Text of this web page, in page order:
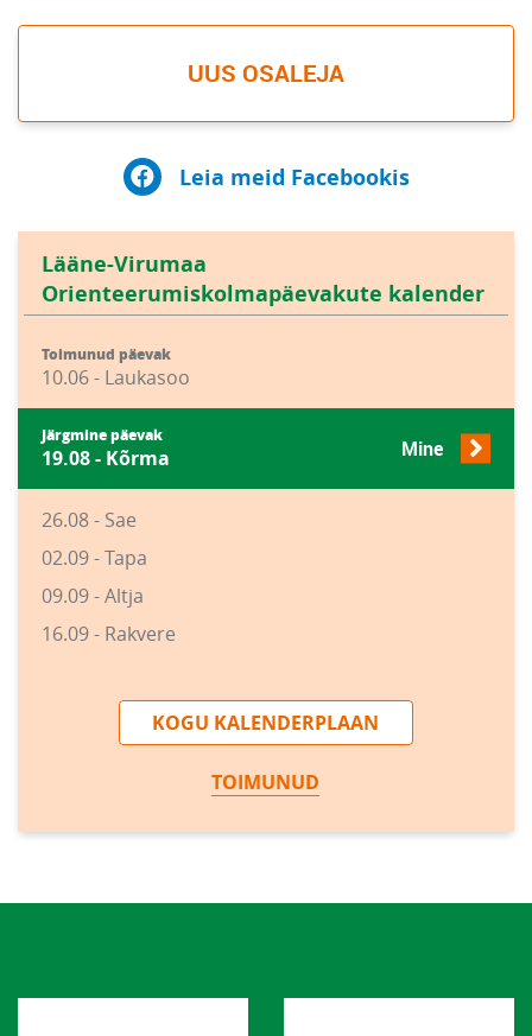
UUS OSALEJA
Leia meid Facebookis
Lääne-Virumaa
Orienteerumiskolmapäevakute kalender
Toimunud päevak
10.06 - Laukasoo
Järgmine päevak
19.08 - Kõrma Mine
26.08 - Sae
02.09 - Tapa
09.09 - Altja
16.09 - Rakvere
KOGU KALENDERPLAAN
TOIMUNUD